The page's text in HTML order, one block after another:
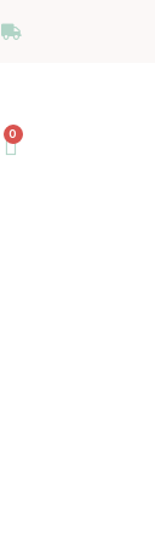
0